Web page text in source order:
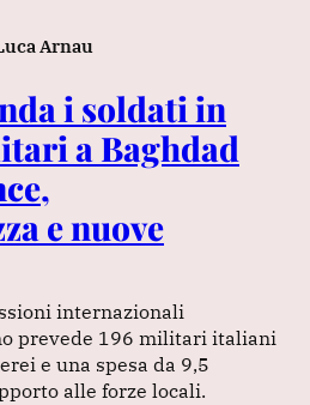
Arnau
i soldati in
a Baghdad
e nuove
internazionali
prevede 196 militari italiani
e una spesa da 9,5
alle forze locali.